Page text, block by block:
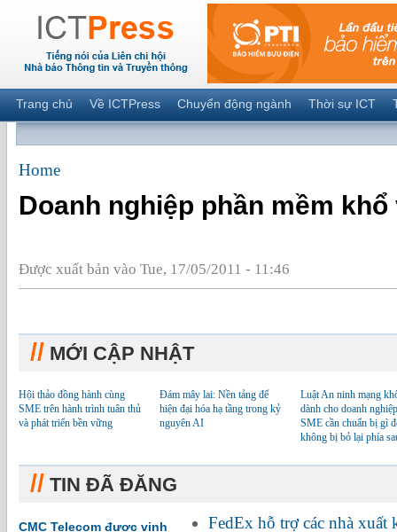
Trang chủ Về ICTPress Chuyển động ngành Thời sự ICT
Home
Doanh nghiệp phần mềm
Được xuất bản vào Tue, 17/05/2011 - 11:46
// MỚI CẬP NHẬT
Hội thảo đồng hành cùng
SME trên hành trình tuân thủ
và phát triển bền vững
Đám mây lai: Nền tảng để
hiện đại hóa hạ tầng trong kỷ
nguyên AI
Luật An ninh mạng
dành cho doanh
SME cần chuẩn bị gì
không bị bỏ lại phía
// TIN ĐÃ ĐĂNG
CMC Telecom được vinh
FedEx hỗ trợ các nhà xuất